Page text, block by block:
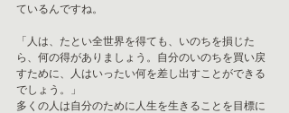
ているんですね。
「人は、たとい全世界を得ても、いのちを損じた
ら、何の得がありましょう。自分のいのちを買い戻
すために、人はいったい何を差し出すことができる
でしょう。」
多くの人は自分のために人生を生きることを目標に